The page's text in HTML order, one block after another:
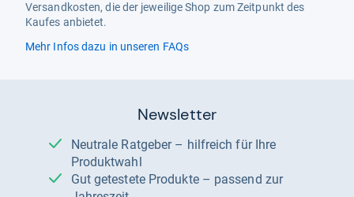
Versandkosten, die der jeweilige Shop zum Zeitpunkt des
Kaufes anbietet.
Mehr Infos dazu in unseren FAQs
Newsletter
Neutrale Ratgeber – hilfreich für Ihre
Produktwahl
Gut getestete Produkte – passend zur